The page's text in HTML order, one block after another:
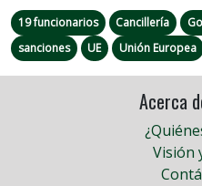
19 funcionarios Cancillería
sanciones
UE Unión Europea
Acerca
Visión